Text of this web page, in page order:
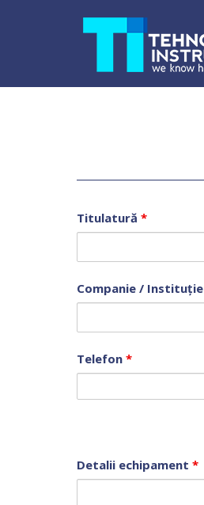
Titulatură *
Companie / Instituție
Telefon *
Detalii echipament *